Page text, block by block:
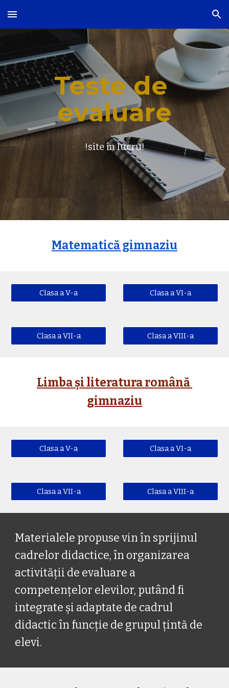
Skip to main content Skip to navigation
Teste de
evaluare
!site în lucru!
Matematică gimnaziu
Clasa a V-a Clasa a VI-a
Clasa a VII-a Clasa a VIII-a
gimnaziu
Clasa a V-a Clasa a VI-a
Clasa a VII-a Clasa a VIII-a
Materialele propuse vin în sprijinul
cadrelor didactice, în organizarea
activității de evaluare a
competențelor elevilor, putând fi
integrate și adaptate de cadrul
didactic în funcție de grupul țintă de
elevi.